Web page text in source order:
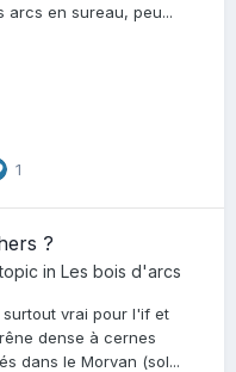
arcs en sureau, peu...
1
?
in Les bois d'arcs
vrai pour l'if et
dense à cernes
dans le Morvan (sol...